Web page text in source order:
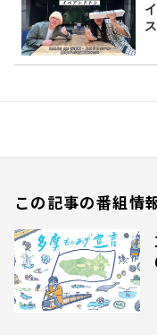
この記事の番組情